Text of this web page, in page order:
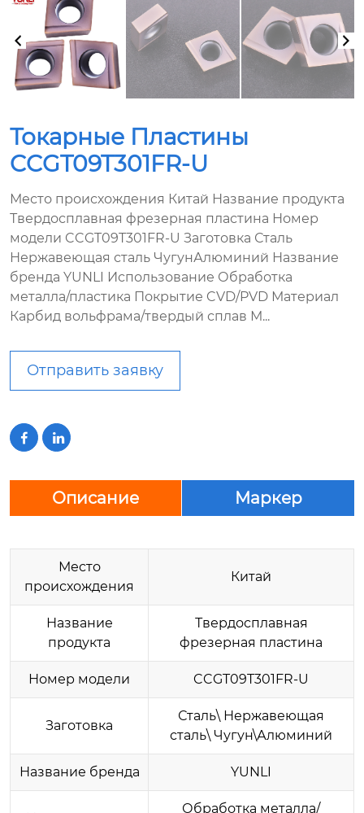
Токарные Пластины
CCGT09T301FR-U
Место происхождения Китай Название продукта
Твердосплавная фрезерная пластина Номер
модели CCGT09T301FR-U Заготовка Сталь
Нержавеющая сталь ЧугунАлюминий Название
бренда YUNLI Использование Обработка
металла/пластика Покрытие CVD/PVD Материал
Карбид вольфрама/твердый сплав М...
Отправить заявку
 
Описание Маркер
Место
происхождения
Китай
Название
продукта
Твердосплавная
фрезерная пластина
Номер модели CCGT09T301FR-U
Заготовка
Сталь\ Нержавеющая
сталь\ Чугун\Алюминий
Название бренда YUNLI
Обработка металла/